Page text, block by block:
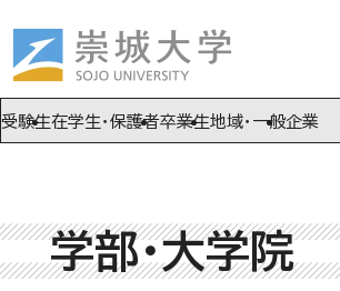
本文(c)へ
受験生在学生・保護者卒業生地域・一般企業
ここから本文です。
学部・大学院